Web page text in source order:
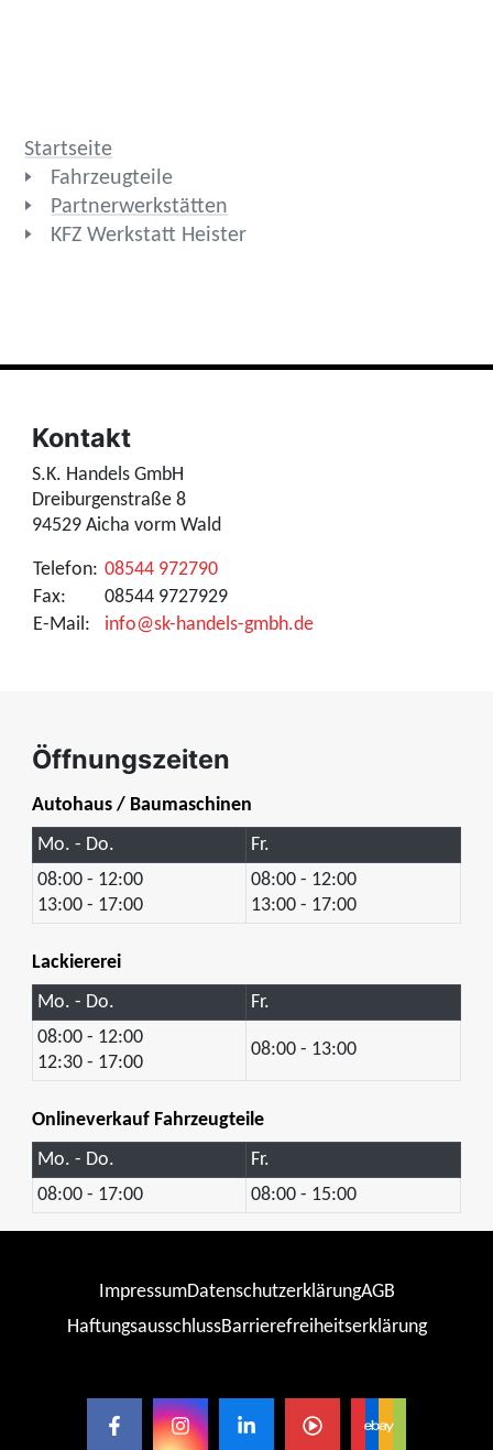
Startseite
Fahrzeugteile
Partnerwerkstätten
KFZ Werkstatt Heister
Kontakt
S.K. Handels GmbH
Dreiburgenstraße 8
94529 Aicha vorm Wald
Telefon: 08544 972790
Fax:
08544 9727929
E-Mail:
info@sk-handels-gmbh.de
Öffnungszeiten
Autohaus / Baumaschinen
Mo. - Do.
Fr.
08:00 - 12:00
13:00 - 17:00
08:00 - 12:00
13:00 - 17:00
Lackiererei
Mo. - Do.
Fr.
08:00 - 12:00
12:30 - 17:00
08:00 - 13:00
Onlineverkauf Fahrzeugteile
Mo. - Do.
Fr.
08:00 - 17:00
08:00 - 15:00
ImpressumDatenschutzerklärungAGB
HaftungsausschlussBarrierefreiheitserklärung